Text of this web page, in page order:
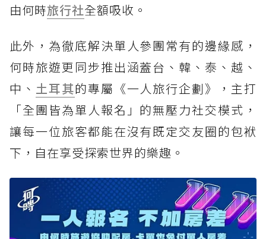
由何時旅行社全額吸收。
此外，為徹底解決單人參團常有的邊緣感，
何時旅遊更同步推出涵蓋台、韓、泰、越、
中、 土耳其的專屬《一人旅行企劃》，主打
「全團皆為單人報名」的無壓力社交模式，
讓每一位旅客都能在沒有既定交友圈的包袱
下，自在享受探索世界的樂趣。